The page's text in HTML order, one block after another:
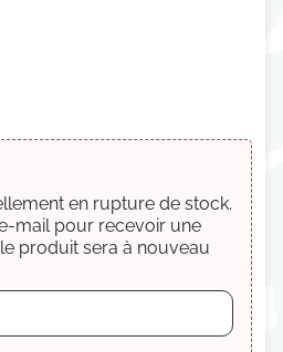
en rupture de stock.
mail pour recevoir une
produit sera à nouveau